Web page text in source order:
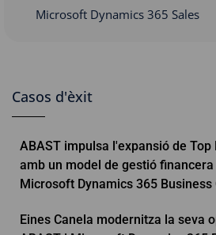
Microsoft Dynamics 365 Sales
Casos d'èxit
ABAST impulsa l'expansió de
amb un model de gestió
Microsoft Dynamics 365
Eines Canela modernitza la seva